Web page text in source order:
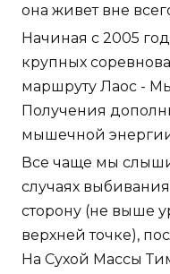
она живет вне
Начиная с 2005
крупных
маршруту Лаос -
Получения
мышечной
Все чаще мы
случаях
сторону (не выше
верхней точке),
На Сухой Массы